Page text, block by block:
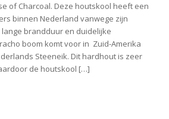
of Charcoal. Deze houtskool heeft een
binnen Nederland vanwege zijn
brandduur en duidelijke
boom komt voor in Zuid-Amerika
Steeneik. Dit hardhout is zeer
de houtskool […]